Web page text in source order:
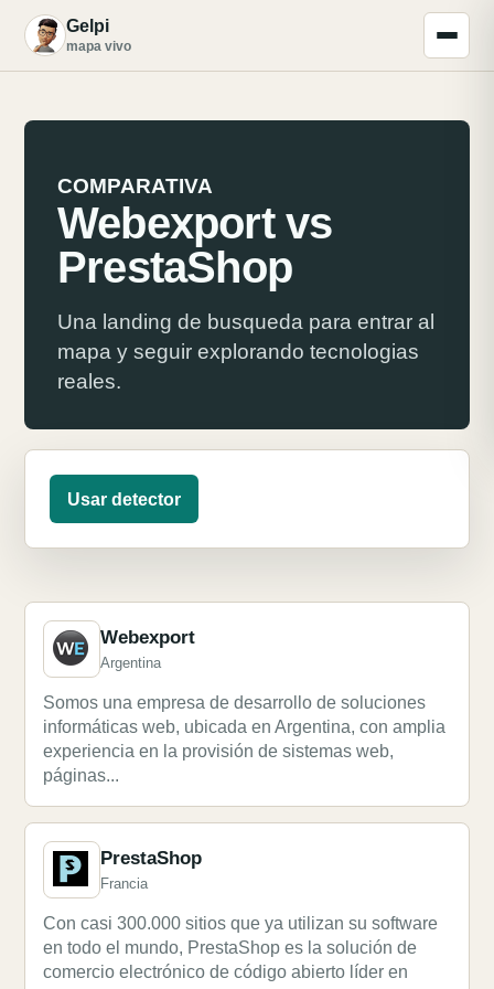
G Gelpi
mapa vivo
COMPARATIVA
Webexport vs
PrestaShop
Una landing de busqueda para entrar al
mapa y seguir explorando tecnologias
reales.
Usar detector
Webexport
Argentina
Somos una empresa de desarrollo de soluciones
informáticas web, ubicada en Argentina, con amplia
experiencia en la provisión de sistemas web,
páginas...
PrestaShop
Francia
Con casi 300.000 sitios que ya utilizan su software
en todo el mundo, PrestaShop es la solución de
comercio electrónico de código abierto líder en